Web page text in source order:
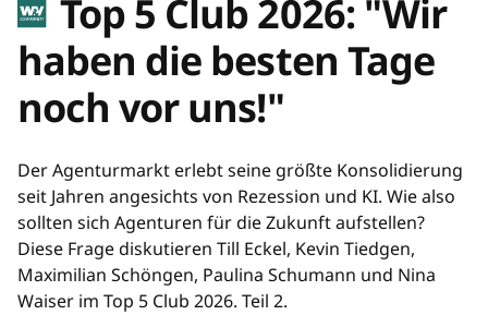
Top 5 Club 2026: "Wir
haben die besten Tage
noch vor uns!"
Der Agenturmarkt erlebt seine größte Konsolidierung
seit Jahren angesichts von Rezession und KI. Wie also
sollten sich Agenturen für die Zukunft aufstellen?
Diese Frage diskutieren Till Eckel, Kevin Tiedgen,
Maximilian Schöngen, Paulina Schumann und Nina
Waiser im Top 5 Club 2026. Teil 2.